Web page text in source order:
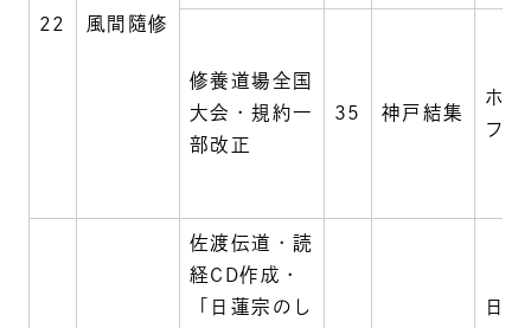
22 風間隨修
修養道場全国
大会・規約一
部改正
35 神戸結集
ホテ
フ
佐渡伝道・読
経CD作成・
「日蓮宗のし
日